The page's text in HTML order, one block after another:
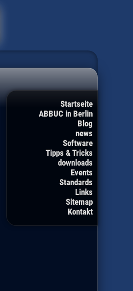
Startseite
ABBUC in Berlin
Blog
news
Software
Tipps & Tricks
downloads
Events
Standards
Links
Sitemap
Kontakt